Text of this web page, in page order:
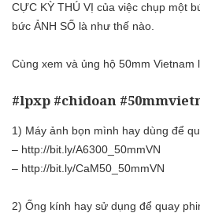
CỰC KỲ THÚ VỊ của việc chụp một
bức ẢNH SỐ là như thế nào.
Cùng xem và ủng hộ 50mm Vietnam
#lpxp #chidoan
1) Máy ảnh bọn mình hay dùng để
– http://bit.ly/A6300_50mmVN
– http://bit.ly/CaM50_50mmVN
2) Ống kính hay sử dụng để quay